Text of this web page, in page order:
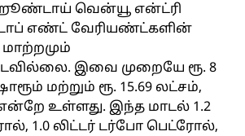
வென்யூ என்ட்ரி
எண்ட் வேரியண்ட்களின்
இவை முறையே ரூ. 8
மற்றும் ரூ. 15.69 லட்சம்,
உள்ளது. இந்த மாடல் 1.2
1.0 லிட்டர் டர்போ பெட்ரோல்,